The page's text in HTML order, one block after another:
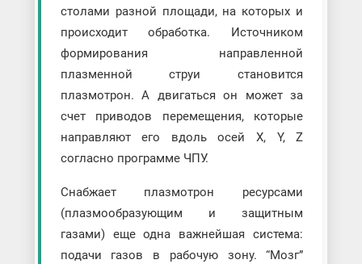
столами разной площади, на которых и
происходит обработка. Источником
формирования направленной
плазменной струи становится
плазмотрон. А двигаться он может за
счет приводов перемещения, которые
направляют его вдоль осей X, Y, Z
согласно программе ЧПУ.
Снабжает плазмотрон ресурсами
(плазмообразующим и защитным
газами) еще одна важнейшая система:
подачи газов в рабочую зону. “Мозг”